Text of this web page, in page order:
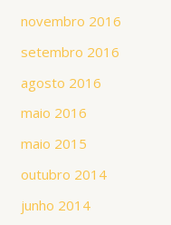
novembro 2016
setembro 2016
agosto 2016
maio 2016
maio 2015
outubro 2014
junho 2014